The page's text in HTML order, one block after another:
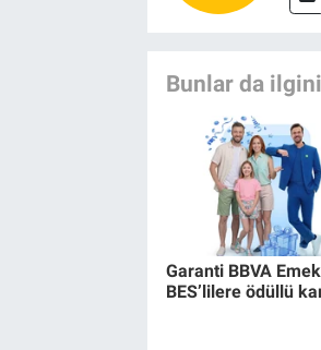
Bunlar da
Garanti BBVA
BES’lilere ödüllü